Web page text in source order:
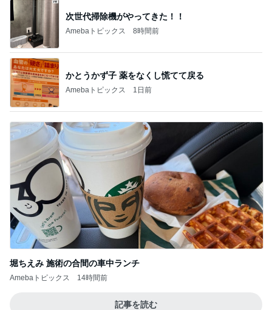
次世代掃除機がやってきた！！
Amebaトピックス 8時間前
かとうかず子 薬をなくし慌てて戻る
Amebaトピックス 1日前
堀ちえみ 施術の合間の車中ランチ
Amebaトピックス 14時間前
記事を読む